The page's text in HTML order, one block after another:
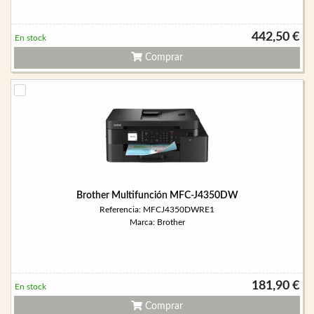
442,50 €
En stock
Comprar
Brother Multifunción MFC-J4350DW
Referencia: MFCJ4350DWRE1
Marca: Brother
181,90 €
En stock
Comprar